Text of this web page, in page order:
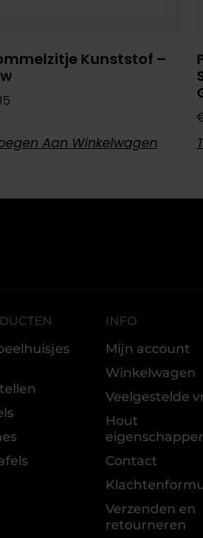
Kunststof –
Aan Winkelwagen
INFO
Mijn account
Winkelwagen
Veelgestelde
Hout
Contact
Verzenden en
retourneren